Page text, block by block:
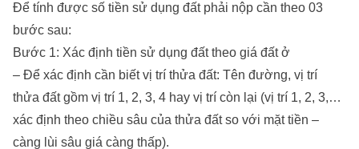
Để tính được số tiền sử dụng đất phải nộp cần theo 03
bước sau:
Bước 1: Xác định tiền sử dụng đất theo giá đất ở
– Để xác định cần biết vị trí thửa đất: Tên đường, vị trí
thửa đất gồm vị trí 1, 2, 3, 4 hay vị trí còn lại (vị trí 1, 2, 3,…
xác định theo chiều sâu của thửa đất so với mặt tiền –
càng lùi sâu giá càng thấp).